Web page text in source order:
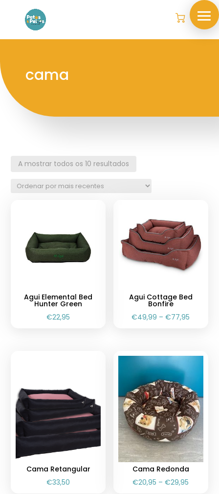
cama
A mostrar todos os 10 resultados
Agui Elemental Bed
Hunter Green
€22,95
Agui Cottage Bed
Bonfire
€49,99 –€77,95
Cama Retangular
€33,50
Cama Redonda
€20,95 –€29,95